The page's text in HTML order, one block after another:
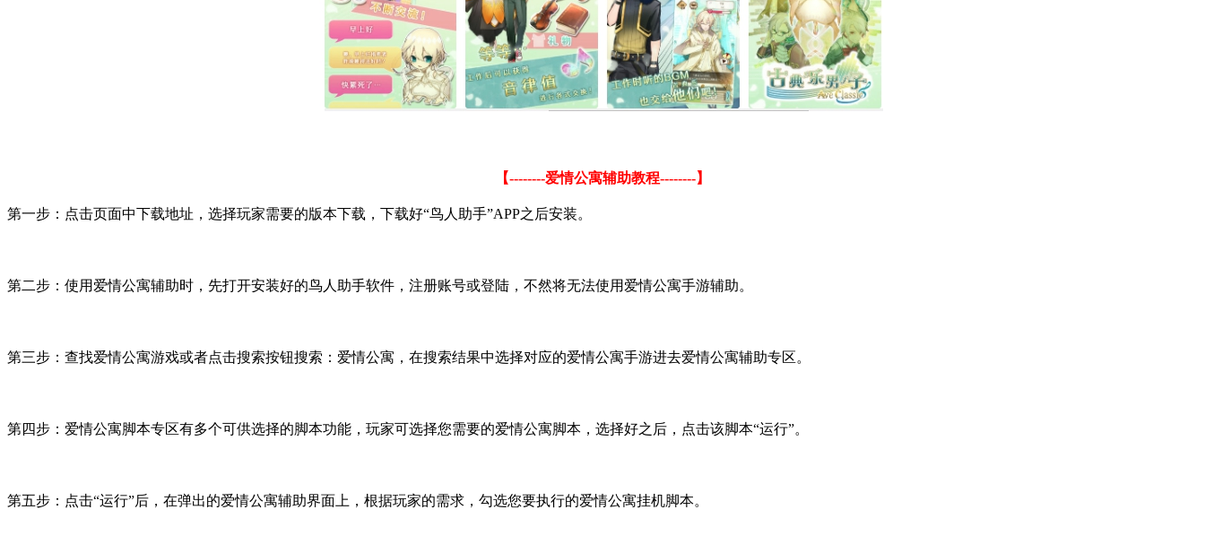
【--------爱情公寓辅助教程--------】
第一步：点击页面中下载地址，选择玩家需要的版本下载，下载好“鸟人助手”APP之后安装。
第二步：使用爱情公寓辅助时，先打开安装好的鸟人助手软件，注册账号或登陆，不然将无法使用爱情公寓手游辅助。
第三步：查找爱情公寓游戏或者点击搜索按钮搜索：爱情公寓，在搜索结果中选择对应的爱情公寓手游进去爱情公寓辅助专区。
第四步：爱情公寓脚本专区有多个可供选择的脚本功能，玩家可选择您需要的爱情公寓脚本，选择好之后，点击该脚本“运行”。
第五步：点击“运行”后，在弹出的爱情公寓辅助界面上，根据玩家的需求，勾选您要执行的爱情公寓挂机脚本。